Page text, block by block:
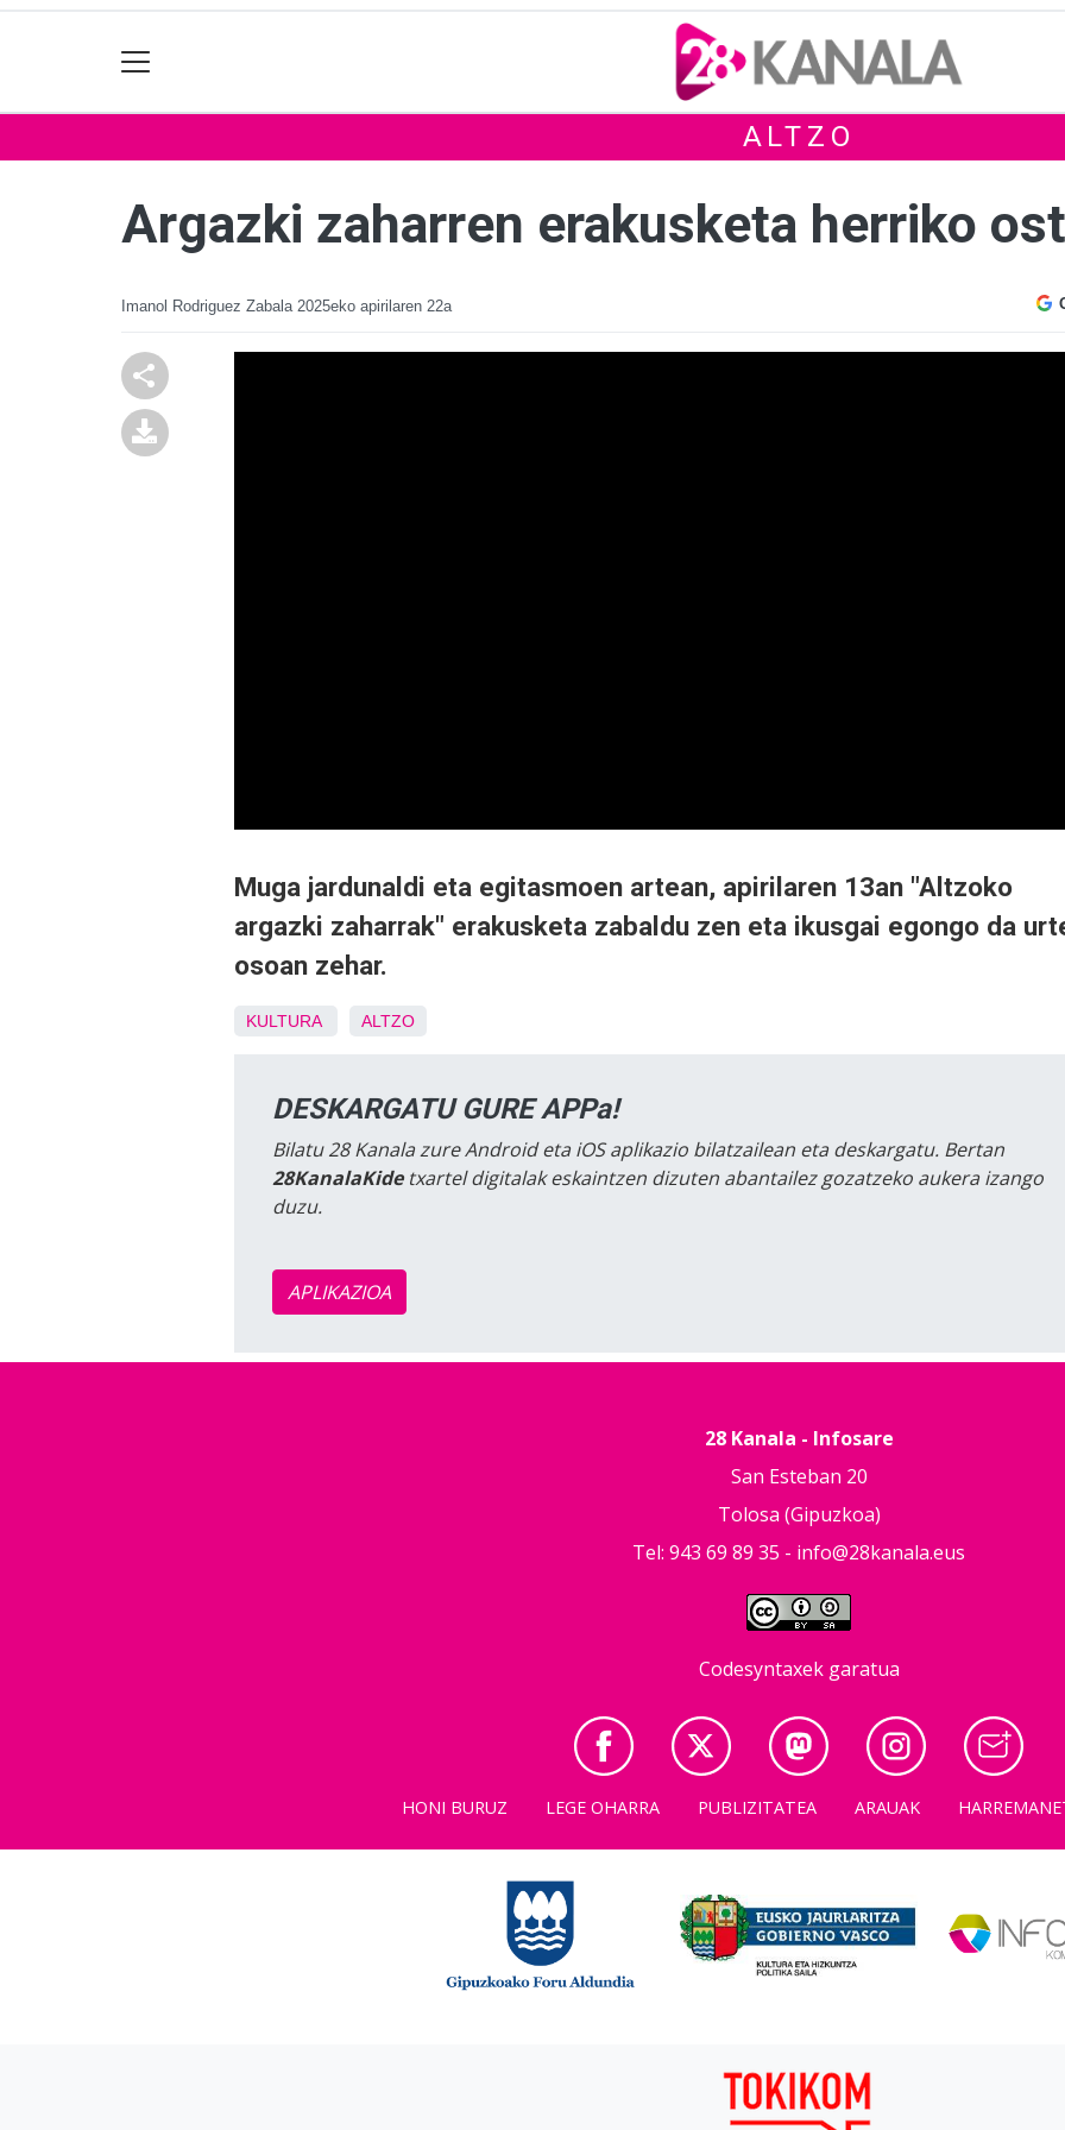
ALTZO
Argazki zaharren erakusketa herriko
Imanol Rodriguez Zabala 2025eko apirilaren 22a
Muga jardunaldi eta egitasmoen artean, apirilaren 13an "Altzoko
argazki zaharrak" erakusketa zabaldu zen eta ikusgai egongo da
osoan zehar.
KULTURA ALTZO
DESKARGATU GURE APPa!
Bilatu 28 Kanala zure Android eta iOS aplikazio bilatzailean eta deskargatu. Bertan
28KanalaKidetxartel digitalak eskaintzen dizuten abantailez gozatzeko aukera izango
duzu.
APLIKAZIOA
28 Kanala - Infosare
San Esteban 20
Tolosa (Gipuzkoa)
Tel: 943 69 89 35 - info@28kanala.eus
Codesyntaxek garatua
HONI BURUZ LEGE OHARRA PUBLIZITATEA ARAUAK